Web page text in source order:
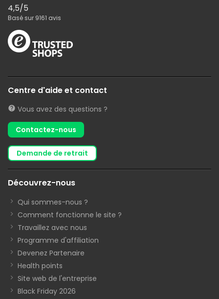
4,5/5
Basé sur 9161 avis
Centre d'aide et contact
Vous avez des questions ?
Contactez-nous
demande de retrait
Découvrez-nous
Qui sommes-nous ?
Comment fonctionne le site ?
Travaillez avec nous
Programme d'affiliation
Devenez Partenaire
Health points
Site web de l'entreprise
Black Friday 2026